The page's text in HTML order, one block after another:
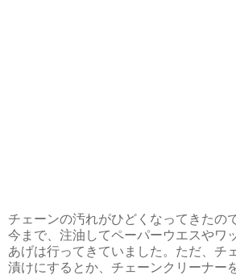
チェーンの汚れがひどくなってきたの
今まで、注油してペーパーウエスやワ
あげは行ってきていました。ただ、チ
漬けにするとか、チェーンクリーナー